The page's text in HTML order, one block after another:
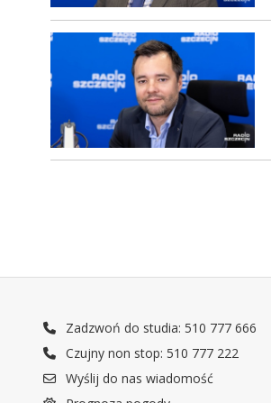
Zadzwoń do studia: 510 777 666
Czujny non stop: 510 777 222
Wyślij do nas wiadomość